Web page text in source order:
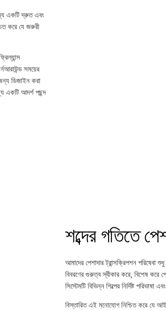
একটি দ্রুত এবং
করে যে জরুরী
সময়ের
ডিজাইন করা
একটি আদর্শ পছন্দ
শব্দের গতিতে
আমাদের পেশাদার ট্রান্সক্রিপশন
বিবরণের গুরুত্ব স্বীকার করে, বিশেষ করে
সিস্টেমটি বিভিন্ন শিল্পের নির্দিষ্ট পরিভাষা
বিস্তারিত এই মনোযোগ নিশ্চিত করে যে